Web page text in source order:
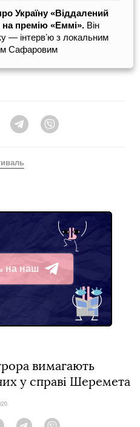
Україну «Віддалений
на премію «Еммі». Він
— інтервʼю з локальним
Сафаровим
Twitter Telegram
на наш
вимагають
у справі Шеремета